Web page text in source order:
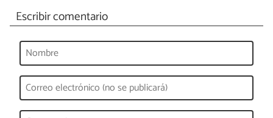
Escribir comentario